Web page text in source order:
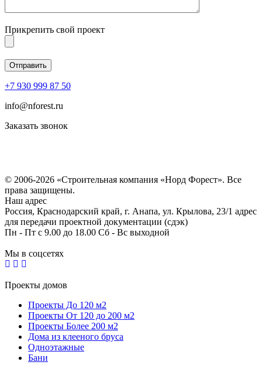
Прикрепить свой проект
+7 930 999 87 50
info@nforest.ru
Заказать звонок
© 2006-2026 «Строительная компания «Норд Форест». Все
права защищены.
Наш адрес
Россия, Краснодарский край, г. Анапа, ул. Крылова, 23/1 адрес
для передачи проектной документации (сдэк)
Пн - Пт с 9.00 до 18.00 Сб - Вс выходной
Мы в соцсетях
Проекты домов
Проекты До 120 м2
Проекты От 120 до 200 м2
Проекты Более 200 м2
Дома из клееного бруса
Одноэтажные
Бани